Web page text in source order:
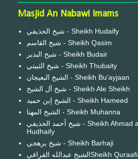
Masjid An Nabawi Imams
شيخ الحذيفي - Sheikh Hudaify
شيخ القاسم - Sheikh Qasim
شيخ البدير - Sheikh Budair
شيخ الثبيتي - Sheikh Thubaity
الشيخ البعيجان - Sheikh Bu'ayjaan
شيخ آل الشيخ - Sheikh Ale Sheikh
الشيخ إبن حميد - Sheikh Hameed
الشيخ المهنا - Sheikh Muhanna
شيخ أحمد الحذيفي - Sheikh Ahmad al
Hudhaify
شيخ برهجي - Sheikh Barhaji
الشيخ عبدالله القرافيSheikh Quraafi